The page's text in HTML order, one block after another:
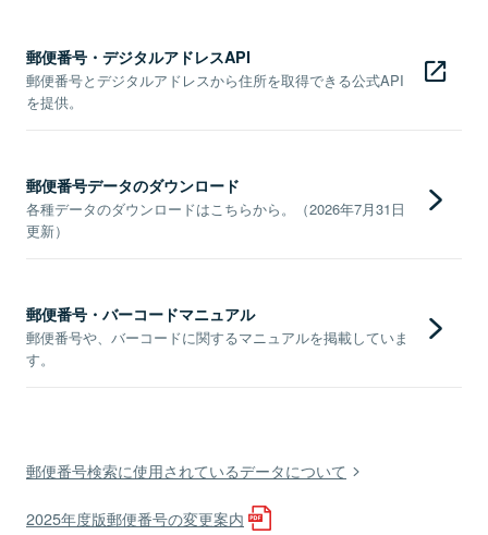
郵便番号・デジタルアドレスAPI
郵便番号とデジタルアドレスから住所を取得できる公式API
を提供。
郵便番号データのダウンロード
各種データのダウンロードはこちらから。（2026年7月31日
更新）
郵便番号・バーコードマニュアル
郵便番号や、バーコードに関するマニュアルを掲載していま
す。
郵便番号検索に使用されているデータについて
2025年度版郵便番号の変更案内